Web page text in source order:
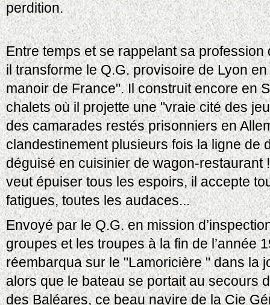
perdition.
Entre temps et se rappelant sa profession
il transforme le Q.G. provisoire de Lyon
manoir de France". Il construit encore en
chalets où il projette une "vraie cité des
des camarades restés prisonniers en
clandestinement plusieurs fois la ligne de
déguisé en cuisinier de wagon-restaurant
veut épuiser tous les espoirs, il accepte
fatigues, toutes les audaces...
Envoyé par le Q.G. en mission
groupes et les troupes à la fin de l’année
réembarqua sur le "Lamoricière " dans la
alors que le bateau se portait au secours
des Baléares, ce beau navire de la Cie